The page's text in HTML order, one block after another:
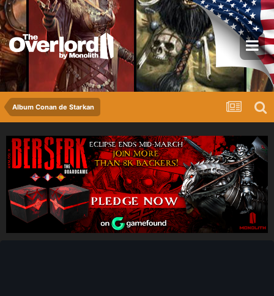
Album Conan de Starkan